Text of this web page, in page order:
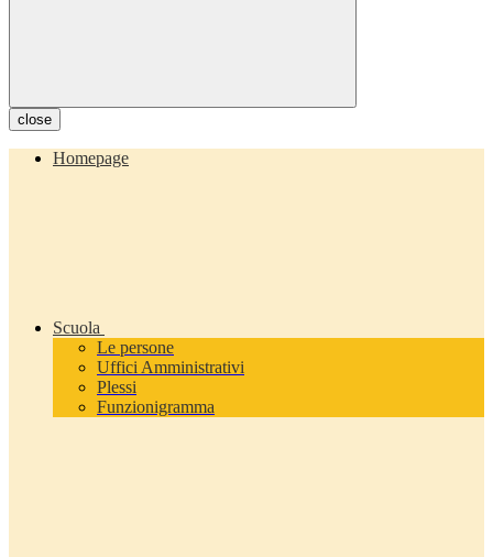
close
Homepage
Scuola
Le persone
Uffici Amministrativi
Plessi
Funzionigramma